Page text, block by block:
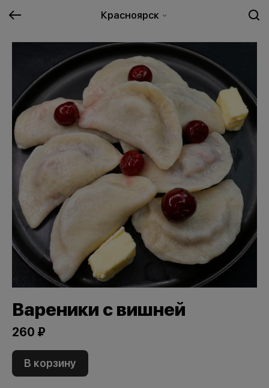
Красноярск
Вареники с вишней
260 ₽
В корзину